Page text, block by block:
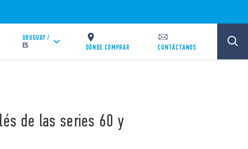
URUGUAY /
ES
DÓNDE COMPRAR CONTÁCTANOS
de las series 60 y